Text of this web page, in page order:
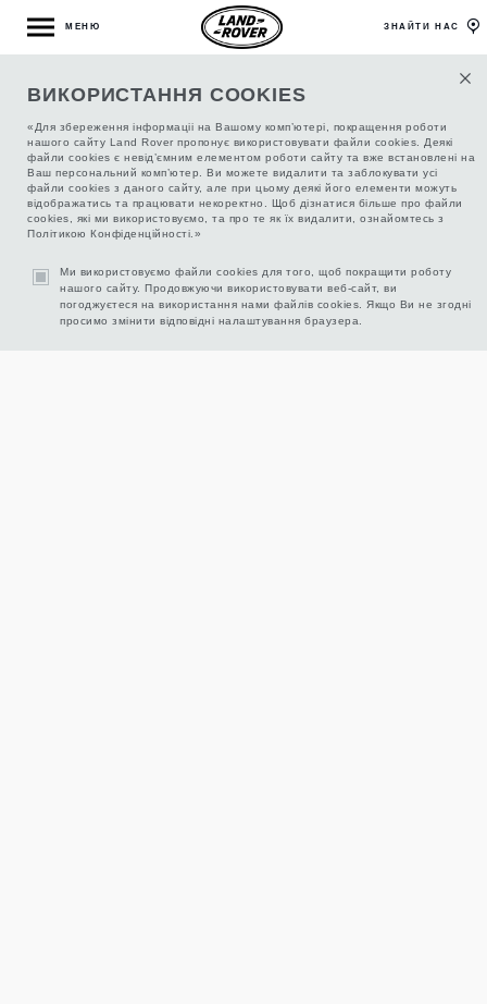
ВИКОРИСТАННЯ COOKIES
«Для збереження інформаціі на Вашому комп’ютері, покращення роботи
нашого сайту Land Rover пропонує використовувати файли cookies. Деякі
файли cookies є невід’ємним елементом роботи сайту та вже встановлені на
Ваш персональний комп’ютер. Ви можете видалити та заблокувати усі
файли cookies з даного сайту, але при цьому деякі його елементи можуть
відображатись та працювати некоректно. Щоб дізнатися більше про файли
cookies, які ми використовуємо, та про те як їх видалити, ознайомтесь з
Політикою Конфіденційності.»
Ми використовуємо файли cookies для того, щоб покращити роботу
нашого сайту. Продовжуючи використовувати веб-сайт, ви
погоджуєтеся на використання нами файлів cookies. Якщо Ви не згодні
просимо змінити відповідні налаштування браузера.
МЕНЮ ЗНАЙТИ НАС
ОФИЦИАЛЬНЫЕ АВТОМОБИЛИ ЛЕНД РОВЕР
С ПРОБЕГОМ
/0 ФІЛЬТР
НА ДАННЫЙ МОМЕНТ В ЭТОМ РАЗДЕЛЕ САЙТА НИЧЕГО
НЕТ ДЛЯ ОТОБРАЖЕНИЯ, НО ВСКОРЕ ПОЯВИТСЯ.